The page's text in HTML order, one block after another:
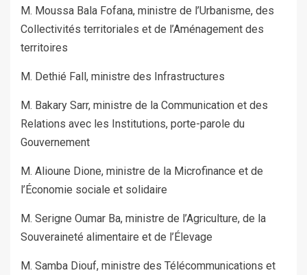
M. Moussa Bala Fofana, ministre de l’Urbanisme, des
Collectivités territoriales et de l’Aménagement des
territoires
M. Dethié Fall, ministre des Infrastructures
M. Bakary Sarr, ministre de la Communication et des
Relations avec les Institutions, porte-parole du
Gouvernement
M. Alioune Dione, ministre de la Microfinance et de
l’Économie sociale et solidaire
M. Serigne Oumar Ba, ministre de l’Agriculture, de la
Souveraineté alimentaire et de l’Élevage
M. Samba Diouf, ministre des Télécommunications et